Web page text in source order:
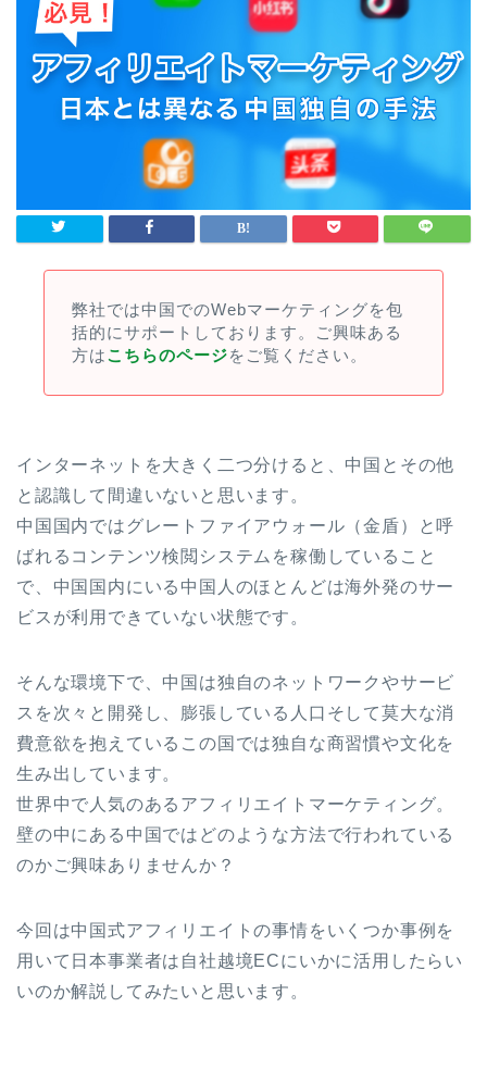
弊社では中国でのWebマーケティングを包
括的にサポートしております。ご興味ある
方はこちらのページをご覧ください。
インターネットを大きく二つ分けると、中国とその他
と認識して間違いないと思います。
中国国内ではグレートファイアウォール（金盾）と呼
ばれるコンテンツ検閲システムを稼働していること
で、中国国内にいる中国人のほとんどは海外発のサー
ビスが利用できていない状態です。
そんな環境下で、中国は独自のネットワークやサービ
スを次々と開発し、膨張している人口そして莫大な消
費意欲を抱えているこの国では独自な商習慣や文化を
生み出しています。
世界中で人気のあるアフィリエイトマーケティング。
壁の中にある中国ではどのような方法で行われている
のかご興味ありませんか？
今回は中国式アフィリエイトの事情をいくつか事例を
用いて日本事業者は自社越境ECにいかに活用したらい
いのか解説してみたいと思います。